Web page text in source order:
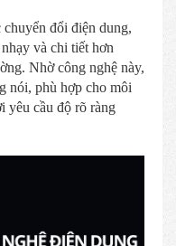
đổi điện dung,
và chi tiết hơn
Nhờ công nghệ này,
nói, phù hợp cho môi
yêu cầu độ rõ ràng